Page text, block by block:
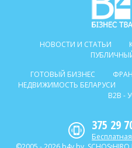
НОВОСТИ И СТАТЬИ
ГОТОВЫЙ БИЗНЕС
НЕДВИЖИМОСТЬ БЕЛАРУСИ
B2B -
375 29